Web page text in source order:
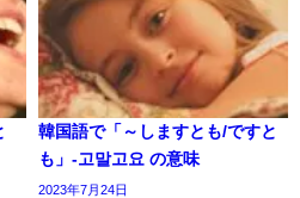
韓国語で「～しますとも/ですと
も」-고말고요 の意味
2023年7月24日